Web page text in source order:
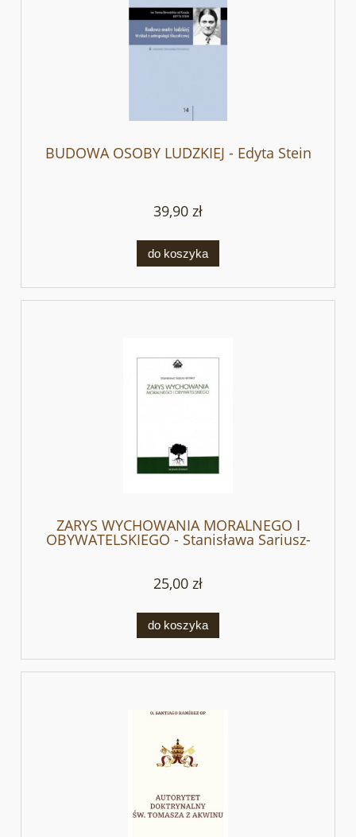
BUDOWA OSOBY LUDZKIEJ - Edyta Stein
39,90 zł
do koszyka
ZARYS WYCHOWANIA MORALNEGO I
OBYWATELSKIEGO - Stanisława Sariusz-
25,00 zł
do koszyka